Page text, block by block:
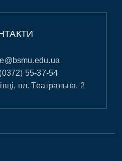
(0372) 55-37-54
пл. Театральна, 2